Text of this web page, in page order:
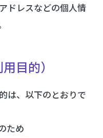
ドレスなどの個人情
目的）
は、以下のとおりで
ため